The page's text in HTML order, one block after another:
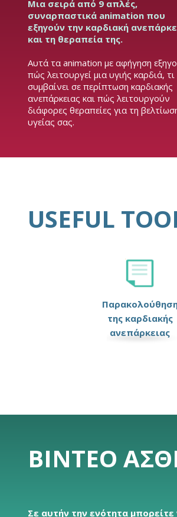
Μια σειρά από 9 απλές,
συναρπαστικά animation που
εξηγούν την καρδιακή
και τη θεραπεία της.
Αυτά τα animation με αφήγηση
πώς λειτουργεί μια υγιής καρδιά, τι
συμβαίνει σε περίπτωση καρδιακής
ανεπάρκειας και πώς λειτουργούν
διάφορες θεραπείες για τη
υγείας σας.
USEFUL
της καρδιακής
ανεπάρκειας
ΒΊΝΤΕΟ
Σε αυτήν την ενότητα μπορείτε